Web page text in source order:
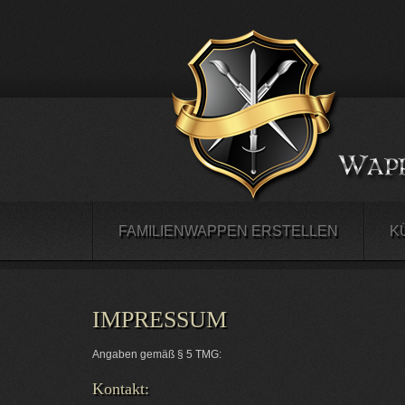
FAMILIENWAPPEN ERSTELLEN
IMPRESSUM
Angaben gemäß § 5 TMG:
Kontakt: